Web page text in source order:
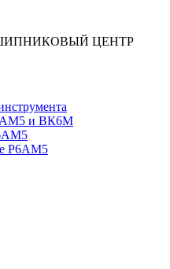
ЦЕНТР
и ВК6М
Р6АМ5